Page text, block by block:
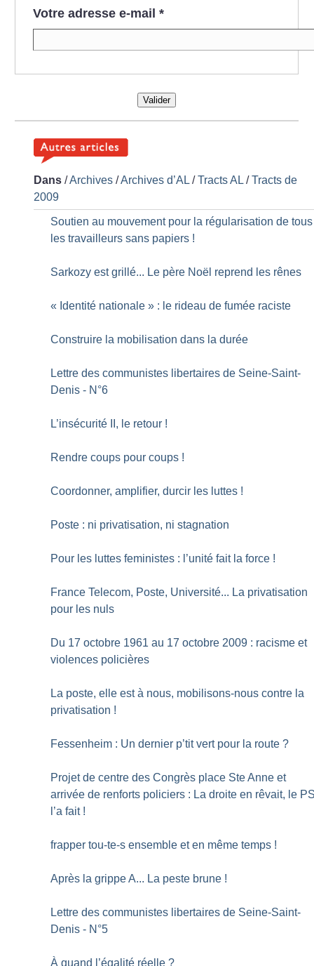
Votre adresse e-mail *
Valider
Dans /Archives /Archives d’AL /Tracts AL /Tracts de
2009
Soutien au mouvement pour la régularisation de tous
les travailleurs sans papiers !
Sarkozy est grillé... Le père Noël reprend les rênes
« Identité nationale » : le rideau de fumée raciste
Construire la mobilisation dans la durée
Lettre des communistes libertaires de Seine-Saint-
Denis - N°6
L’insécurité II, le retour !
Rendre coups pour coups !
Coordonner, amplifier, durcir les luttes !
Poste : ni privatisation, ni stagnation
Pour les luttes feministes : l’unité fait la force !
France Telecom, Poste, Université... La privatisation
pour les nuls
Du 17 octobre 1961 au 17 octobre 2009 : racisme et
violences policières
La poste, elle est à nous, mobilisons-nous contre la
privatisation !
Fessenheim : Un dernier p’tit vert pour la route ?
Projet de centre des Congrès place Ste Anne et
arrivée de renforts policiers : La droite en rêvait, le
l’a fait !
frapper tou-te-s ensemble et en même temps !
Après la grippe A... La peste brune !
Lettre des communistes libertaires de Seine-Saint-
Denis - N°5
À quand l’égalité réelle ?